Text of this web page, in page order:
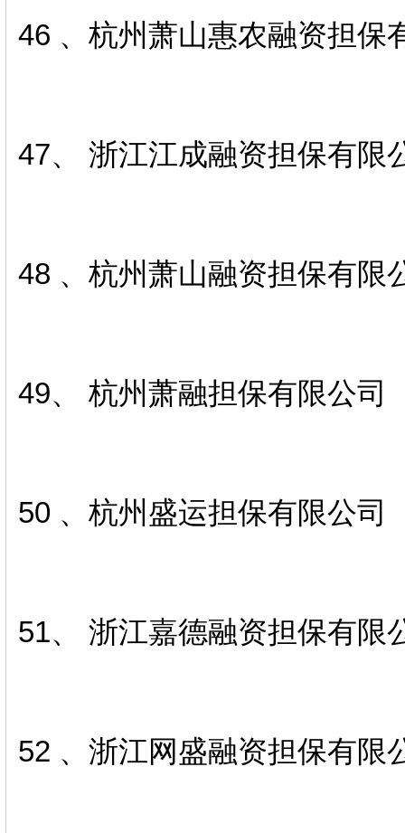
46 、杭州萧山惠农融资担保
47、 浙江江成融资担保有限
48 、杭州萧山融资担保有限
49、 杭州萧融担保有限公司
50 、杭州盛运担保有限公司
51、 浙江嘉德融资担保有限
52 、浙江网盛融资担保有限